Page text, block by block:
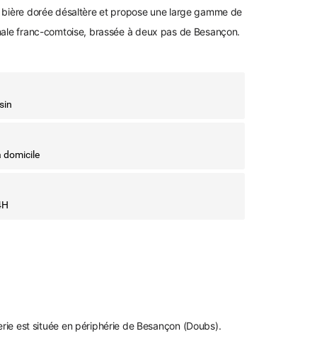
dorée désaltère et propose une large gamme de
franc-comtoise, brassée à deux pas de Besançon.
domicile
est située en périphérie de Besançon (Doubs).